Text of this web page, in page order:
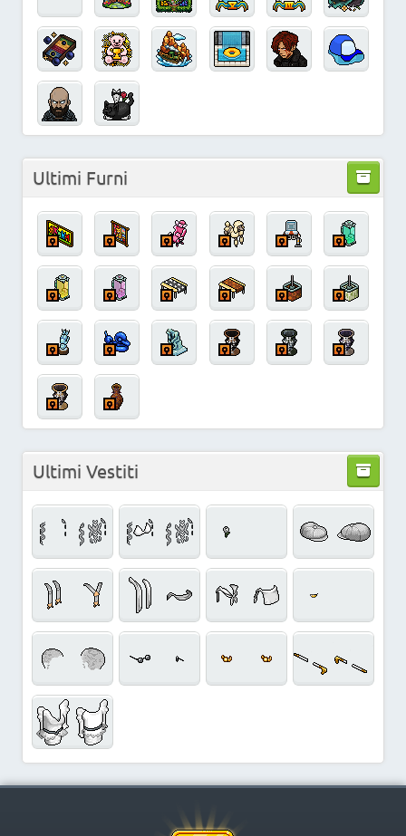
Ultimi Furni
Ultimi Vestiti